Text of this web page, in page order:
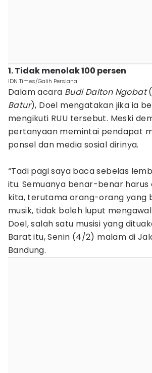
1. Tidak menolak 100 persen
IDN Times/Galih Persiana
Dalam acara Budi Dalton Ngobat(
Batur), Doel mengatakan jika ia
mengikuti RUU tersebut. Meski
pertanyaan memintai pendapat
ponsel dan media sosial dirinya.
“Tadi pagi saya baca sebelas
itu. Semuanya benar-benar harus
kita, terutama orang-orang yang
musik, tidak boleh luput mengawal
Doel, salah satu musisi yang
Barat itu, Senin (4/2) malam di
Bandung.